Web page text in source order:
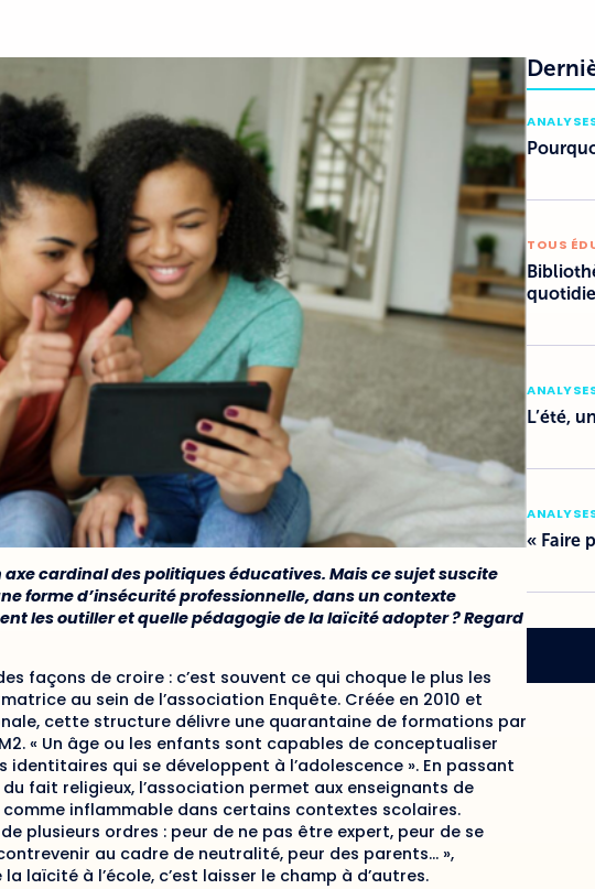
cardinal des politiques éducatives. Mais ce sujet suscite
forme d’insécurité professionnelle, dans un contexte
les outiller et quelle pédagogie de la laïcité adopter ? Regard
façons de croire : c’est souvent ce qui choque le plus les
au sein de l’association Enquête. Créée en 2010 et
cette structure délivre une quarantaine de formations par
« Un âge ou les enfants sont capables de conceptualiser
qui se développent à l’adolescence ». En passant
fait religieux, l’association permet aux enseignants de
comme inflammable dans certains contextes scolaires.
plusieurs ordres : peur de ne pas être expert, peur de se
au cadre de neutralité, peur des parents… »,
laïcité à l’école, c’est laisser le champ à d’autres.
TOUS
L’été,
« Faire